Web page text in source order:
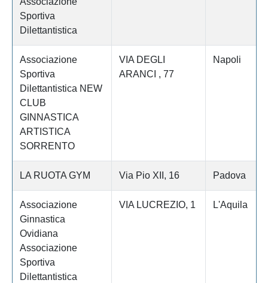
Sportiva
Dilettantistica
Associazione
Sportiva
Dilettantistica NEW
CLUB
GINNASTICA
ARTISTICA
SORRENTO
VIA DEGLI
ARANCI , 77
Napoli
LA RUOTA GYM Via Pio XII, 16 Padova
Associazione
Ginnastica
Ovidiana
Associazione
Sportiva
Dilettantistica
VIA LUCREZIO, 1 L'Aquila